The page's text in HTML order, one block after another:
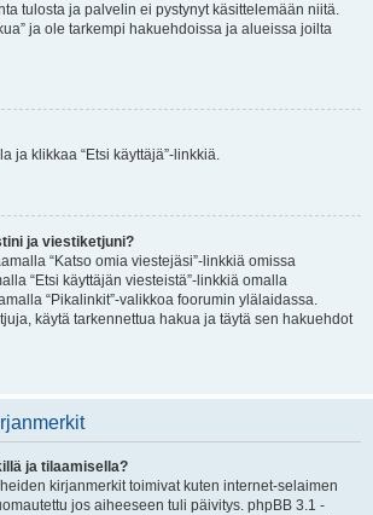
tulosta ja palvelin ei pystynyt käsittelemään niitä.
ja ole tarkempi hakuehdoissa ja alueissa joilta
ja klikkaa “Etsi käyttäjä”-linkkiä.
ja viestiketjuni?
“Katso omia viestejäsi”-linkkiä omissa
“Etsi käyttäjän viesteistä”-linkkiä omalla
“Pikalinkit”-valikkoa foorumin ylälaidassa.
käytä tarkennettua hakua ja täytä sen hakuehdot
ja tilaamisella?
kirjanmerkit toimivat kuten internet-selaimen
jos aiheeseen tuli päivitys. phpBB 3.1 -